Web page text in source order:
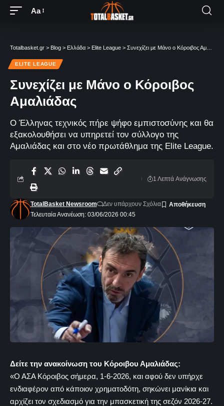
Aa
Totalbasket.gr > Blog > Ελλάδα > Elite League > Συνεχίζει με Μάνο ο Κόροιβος Αμαλιάδας
ELITE LEAGUE
Συνεχίζει με Μάνο ο Κόροιβος
Αμαλιάδας
Ο Έλληνας τεχνικός πήρε ψήφο εμπιστοσύνης και θα
εξακολουθήσει να υπηρετεί τον σύλλογο της
Αμαλιάδας και στο νέο πρωτάθλημα της Elite League.
Τελευταία Ανανέωση: 03/06/2026 00:45
TotalBasket Newsroom Δεν υπάρχουν Σχόλια
1 Λεπτά Aνάγνωσης
Δείτε την ανακοίνωση του Κόροιβου Αμαλιάδας:
«Ο ΑΣΑ Κόροιβος σήμερα, 1-6-2026, και αφού δεν υπήρχε
ενδιαφέρον από κάποιον χρηματοδότη, σηκώνει μανίκια και
αρχίζει τον σχεδιασμό για την μπασκετική της σεζόν 2026-27.